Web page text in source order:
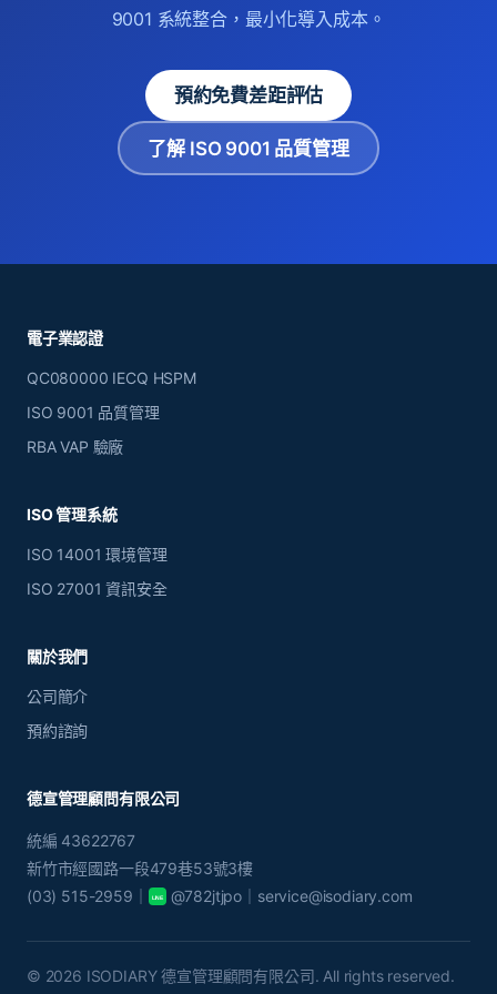
9001 系統整合，最小化導入成本。
預約免費差距評估
了解 ISO 9001 品質管理
電子業認證
QC080000 IECQ HSPM
ISO 9001 品質管理
RBA VAP 驗廠
ISO 管理系統
ISO 14001 環境管理
ISO 27001 資訊安全
關於我們
公司簡介
預約諮詢
德宣管理顧問有限公司
統編 43622767
新竹市經國路一段479巷53號3樓
(03) 515-2959｜
LINE @782jtjpo ｜service@isodiary.com
© 2026 ISODIARY 德宣管理顧問有限公司. All rights reserved.